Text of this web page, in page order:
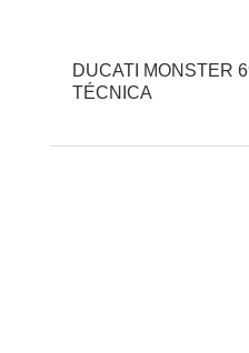
DUCATI MONSTER
TÉCNICA